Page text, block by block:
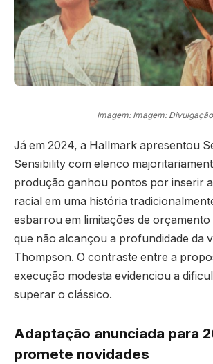
Imagem: Imagem: Divulgação
Já em 2024, a Hallmark apresentou
Sensibility com elenco
produção ganhou pontos por inserir
racial em uma história
esbarrou em limitações de
que não alcançou a profundidade da
Thompson. O contraste entre a
execução modesta evidenciou a
superar o clássico.
Adaptação anunciada para
promete novidades